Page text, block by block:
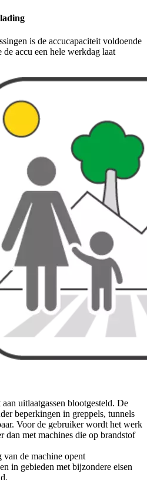
is de accucapaciteit voldoende
de accu een hele werkdag laat
uitlaatgassen blootgesteld. De
beperkingen in greppels, tunnels
Voor de gebruiker wordt het werk
dan met machines die op brandstof
de machine opent
in gebieden met bijzondere eisen